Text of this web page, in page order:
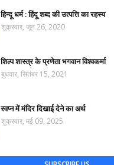
हिन्दू धर्म : हिंदू शब्द की उत्पत्ति का रहस्य
शुक्रवार, जून 26, 2020
शिल्प शास्त्र के प्रणेता भगवान विश्वकर्मा
बुधवार, सितंबर 15, 2021
स्वप्न में मंदिर दिखाई देने का अर्थ
शुक्रवार, मई 09, 2025